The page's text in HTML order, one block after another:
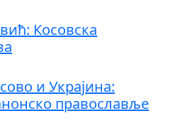
Косовска
и Украјина:
православље